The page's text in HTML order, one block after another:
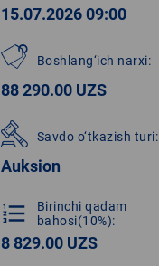
15.07.2026 09:00
Boshlang‘ich narxi:
88 290.00 UZS
Savdo o‘tkazish turi:
Auksion
format_list_numbered
Birinchi qadam
bahosi(10%):
8 829.00 UZS